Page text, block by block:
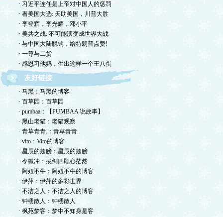
欢迎转摘，包括国国内网站，但请注明出处！
欢迎光临德孤的小岛！谢绝网络垃圾！
· 习近平连任是上帝对中国人的惩罚
· 看美国大选: 天助美国，川普大胜
· 李登辉，李光耀，邓小平
· 美共之战: 不可能演变成世界大战
· 与中国大陆脱钩，给特朗普点赞!
· 一尊与二货
· 感恩习他妈，生出这样一个王八蛋
友好链接
· 马黑：马黑的博客
· 百草园：百草园
· pumbaa：【PUMBAA 说故事】
· 黑山老猫：老猫观察
· 青草青青.：青草青青.
· vito：Vito的博客
· 星辰的翅膀：星辰的翅膀
· 令狐冲：拔剑四顾心茫然
· 阿妞不牛：阿妞不牛的博客
· 伊萍：伊萍的多彩世界
· 不洁之人：不洁之人的博客
· 钟楼散人：钟楼散人
· 枫苑梦客：梦中不知身是客